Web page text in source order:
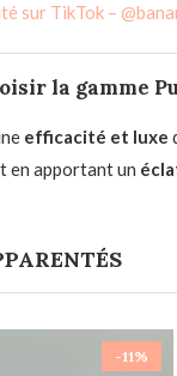
sur TikTok –
la gamme
efficacité et luxe
en apportant un
-11%